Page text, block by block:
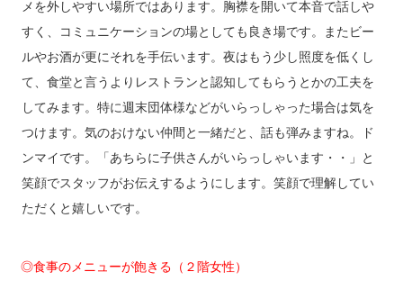
メを外しやすい場所ではあります。胸襟を開いて本音で話しや
すく、コミュニケーションの場としても良き場です。またビー
ルやお酒が更にそれを手伝います。夜はもう少し照度を低くし
て、食堂と言うよりレストランと認知してもらうとかの工夫を
してみます。特に週末団体様などがいらっしゃった場合は気を
つけます。気のおけない仲間と一緒だと、話も弾みますね。ド
ンマイです。「あちらに子供さんがいらっしゃいます・・」と
笑顔でスタッフがお伝えするようにします。笑顔で理解してい
ただくと嬉しいです。
◎食事のメニューが飽きる（２階女性）